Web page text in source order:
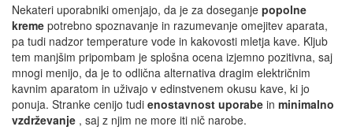
Nekateri uporabniki omenjajo, da je za doseganje popolne
kreme potrebno spoznavanje in razumevanje omejitev aparata,
pa tudi nadzor temperature vode in kakovosti mletja kave. Kljub
tem manjšim pripombam je splošna ocena izjemno pozitivna, saj
mnogi menijo, da je to odlična alternativa dragim električnim
kavnim aparatom in uživajo v edinstvenem okusu kave, ki jo
ponuja. Stranke cenijo tudi enostavnost uporabe in minimalno
vzdrževanje , saj z njim ne more iti nič narobe.